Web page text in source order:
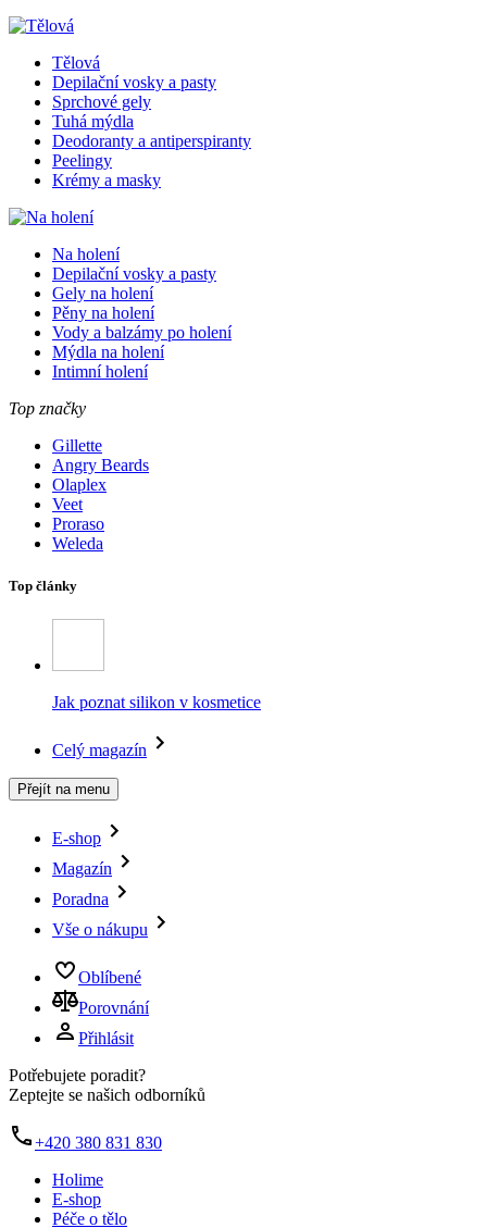
Tělová
Depilační vosky a pasty
Sprchové gely
Tuhá mýdla
Deodoranty a antiperspiranty
Peelingy
Krémy a masky
Na holení
Depilační vosky a pasty
Gely na holení
Pěny na holení
Vody a balzámy po holení
Mýdla na holení
Intimní holení
Top značky
Gillette
Angry Beards
Olaplex
Veet
Proraso
Weleda
Top články
Jak poznat silikon v kosmetice
Celý magazín
Přejít na menu
E-shop
Magazín
Poradna
Vše o nákupu
Oblíbené
Porovnání
Přihlásit
Potřebujete poradit?
Zeptejte se našich odborníků
+420 380 831 830
Holime
E-shop
Péče o tělo